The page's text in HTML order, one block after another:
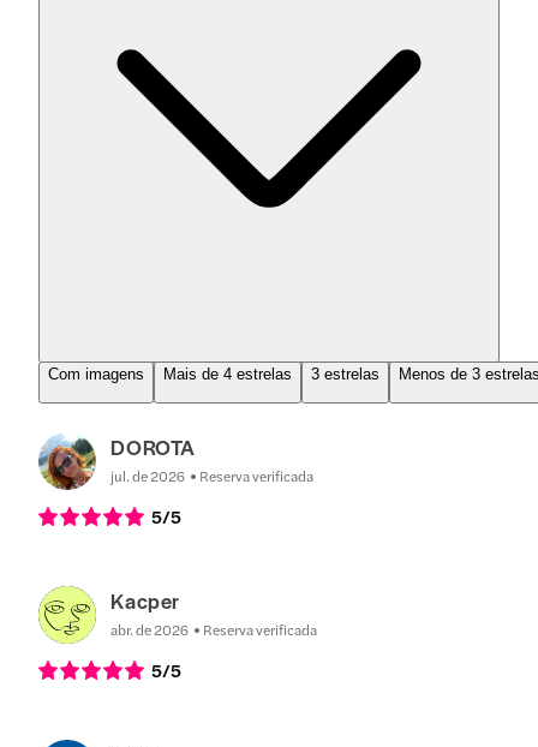
Com imagens Mais de 4 estrelas 3 estrelas Menos de 3
DOROTA
jul. de 2026 Reserva verificada
5/5
Kacper
abr. de 2026 Reserva verificada
5/5